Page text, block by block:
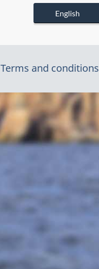
English
Terms and conditions